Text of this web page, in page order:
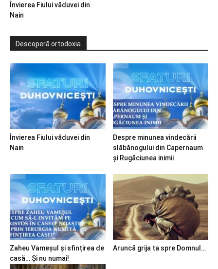
Învierea Fiului văduvei din
Nain
Descoperă ortodoxia
Învierea Fiului văduvei din
Nain
Despre minunea vindecării
slăbănogului din Capernaum
și Rugăciunea inimii
Zaheu Vameșul și sfințirea de
casă… Și nu numai!
Aruncă grija ta spre Domnul…